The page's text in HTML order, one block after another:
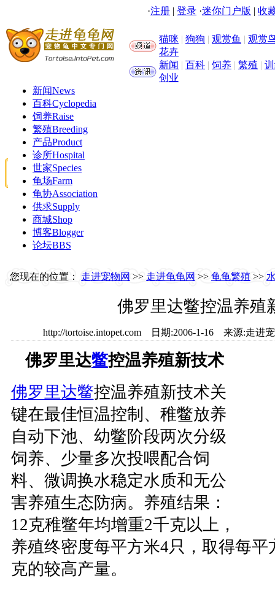
·注册 | 登录 ·迷你门户版 | 收
猫咪 | 狗狗 | 观赏鱼 | 观赏
花卉
新闻 | 百科 | 饲养 | 繁殖 |
创业
新闻News
百科Cyclopedia
饲养Raise
繁殖Breeding
产品Product
诊所Hospital
世家Species
龟场Farm
龟协Association
供求Supply
商城Shop
博客Blogger
论坛BBS
您现在的位置： 走进宠物网 >> 走进龟龟网 >> 龟龟繁殖 >>
佛罗里达鳖控温养殖
http://tortoise.intopet.com 日期:2006-1-16 来源:走
佛罗里达鳖控温养殖新技术
佛罗里达鳖控温养殖新技术关
键在最佳恒温控制、稚鳖放养
自动下池、幼鳖阶段两次分级
饲养、少量多次投喂配合饲
料、微调换水稳定水质和无公
害养殖生态防病。养殖结果：
12克稚鳖年均增重2千克以上，
养殖终密度每平方米4只，取得每平
克的较高产量。